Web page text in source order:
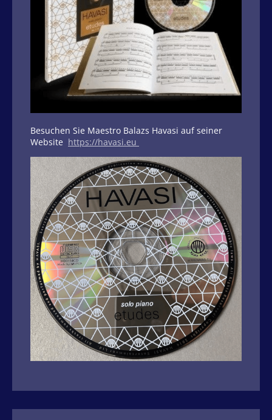
Besuchen Sie Maestro Balazs Havasi auf seiner
Website https://havasi.eu